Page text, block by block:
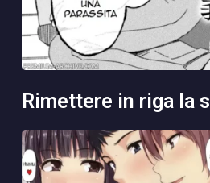
rimettere in riga la